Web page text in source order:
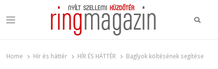
Menu
Home Hír és háttér HÍR ÉS HÁTTÉR Baglyok költésének segítése